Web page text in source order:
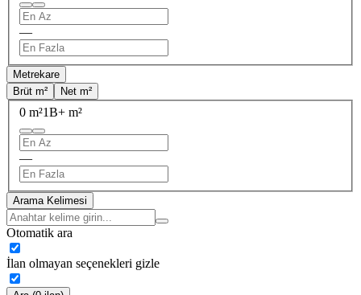
—
Metrekare
Brüt m²
Net m²
0 m²1B+ m²
—
Arama Kelimesi
Otomatik ara
İlan olmayan seçenekleri gizle